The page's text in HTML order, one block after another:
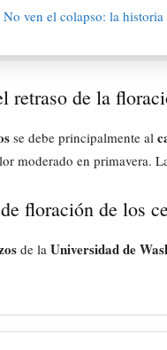
retraso de la
se debe principalmente al
moderado en primavera.
floración de los
de la Universidad de